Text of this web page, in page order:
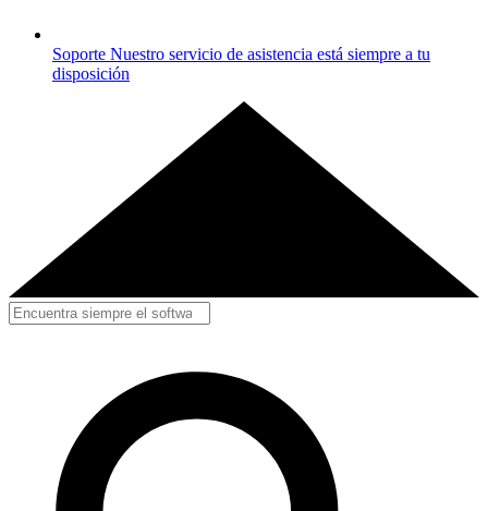
Soporte Nuestro servicio de asistencia está siempre a tu
disposición